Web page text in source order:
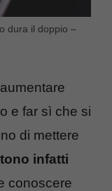
dura il doppio –
e far sì che si
di mettere
infatti
conoscere